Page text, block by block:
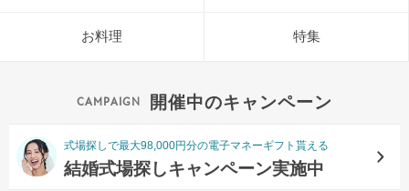
お料理 特集
開催中のキャンペーン
式場探しで最大98,000円分の電子マネーギフト貰える
結婚式場探しキャンペーン実施中